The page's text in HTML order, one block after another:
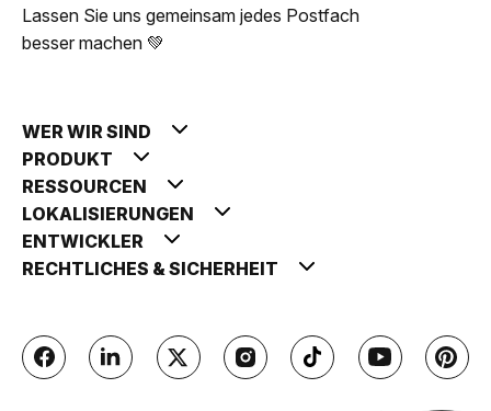
Lassen Sie uns gemeinsam jedes Postfach
besser machen 💚
WER WIR SIND
PRODUKT
RESSOURCEN
LOKALISIERUNGEN
ENTWICKLER
RECHTLICHES & SICHERHEIT